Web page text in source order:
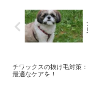
チワックスの抜け毛対策
最適なケアを！